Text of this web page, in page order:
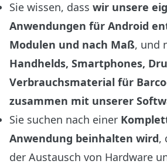
Sie wissen, dass wir unsere
Anwendungen für Android
Modulen und nach Maß, und
Handhelds, Smartphones,
Verbrauchsmaterial für
zusammen mit unserer
Sie suchen nach einer
Anwendung beinhalten wird,
der Austausch von Hardware